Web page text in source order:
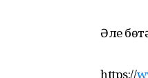
Әле
https://